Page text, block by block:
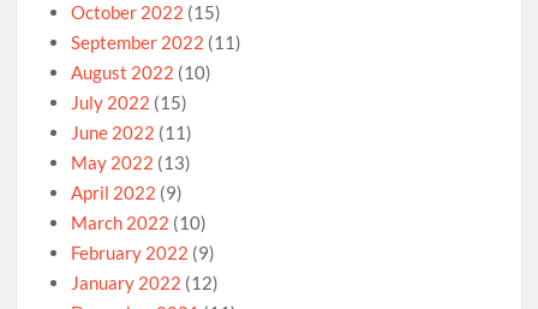
October 2022 (15)
September 2022 (11)
August 2022 (10)
July 2022 (15)
June 2022 (11)
May 2022 (13)
April 2022 (9)
March 2022 (10)
February 2022 (9)
January 2022 (12)